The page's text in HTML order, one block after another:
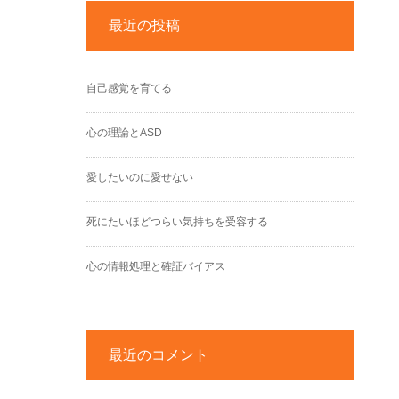
最近の投稿
自己感覚を育てる
心の理論とASD
愛したいのに愛せない
死にたいほどつらい気持ちを受容する
心の情報処理と確証バイアス
最近のコメント